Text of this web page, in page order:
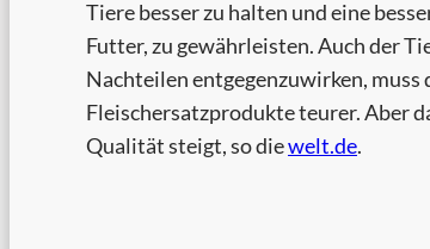
Tiere besser zu halten und eine
Futter, zu gewährleisten. Auch der
Nachteilen entgegenzuwirken,
Fleischersatzprodukte teurer. Aber
Qualität steigt, so diewelt.de.